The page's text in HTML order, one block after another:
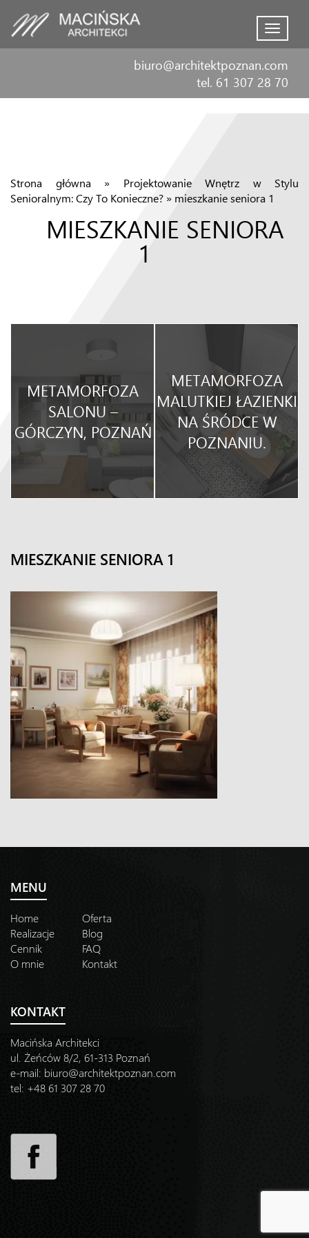
Menu
biuro@architektpoznan.com
tel. 61 307 28 70
Strona główna » Projektowanie Wnętrz w Stylu
Senioralnym: Czy To Konieczne? » mieszkanie seniora 1
MIESZKANIE SENIORA
1
METAMORFOZA
SALONU –
GÓRCZYN, POZNAŃ
METAMORFOZA
MALUTKIEJ ŁAZIENKI
NA ŚRÓDCE W
POZNANIU.
MIESZKANIE SENIORA 1
MENU
Home
Oferta
Realizacje
Blog
Cennik
FAQ
O mnie
Kontakt
KONTAKT
Macińska Architekci
ul. Żeńców 8/2, 61-313 Poznań
e-mail: biuro@architektpoznan.com
tel: +48 61 307 28 70